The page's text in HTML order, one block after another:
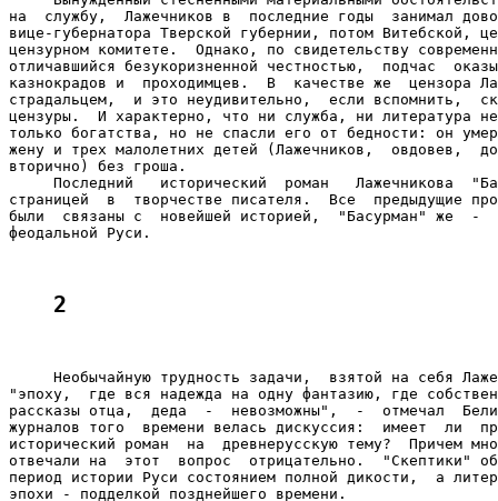
на  службу,  Лажечников в  последние годы  занимал
вице-губернатора Тверской губернии, потом Витебской,
цензурном комитете.  Однако, по свидетельству
отличавшийся безукоризненной честностью,  подчас
казнокрадов и  проходимцев.  В  качестве же  цензора
страдальцем,  и это неудивительно,  если вспомнить,
цензуры.  И характерно, что ни служба, ни литература
только богатства, но не спасли его от бедности: он
жену и трех малолетних детей (Лажечников,  овдовев,
вторично) без гроша.
Последний   исторический  роман   Лажечникова
страницей  в  творчестве писателя.  Все  предыдущие
были  связаны с  новейшей историей,  "Басурман" же  -
феодальной Руси.
2